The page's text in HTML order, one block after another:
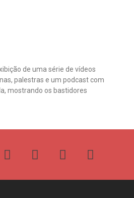
de uma série de vídeos
palestras e um podcast com
mostrando os bastidores